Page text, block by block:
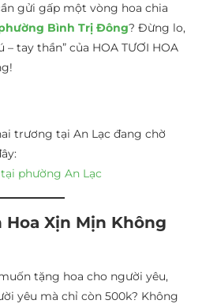
gửi gấp một vòng hoa chia
Bình Trị Đông? Đừng lo,
tay thần” của HOA TƯƠI HOA
trương tại An Lạc đang chờ
phường An Lạc
Hoa Xịn Mịn Không
tặng hoa cho người yêu,
yêu mà chỉ còn 500k? Không